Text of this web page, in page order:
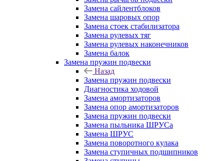
Замена сайлентблоков
Замена шаровых опор
Замена стоек стабилизатора
Замена рулевых тяг
Замена рулевых наконечников
Замена балок
Замена пружин подвески
Назад
Замена пружин подвески
Диагностика ходовой
Замена амортизаторов
Замена опор амортизаторов
Замена пружин подвески
Замена пыльника ШРУСа
Замена ШРУС
Замена поворотного кулака
Замена ступичных подшипников